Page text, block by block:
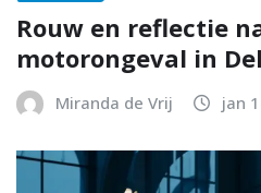
Rouw en reflectie
motorongeval in
Miranda de Vrij jan